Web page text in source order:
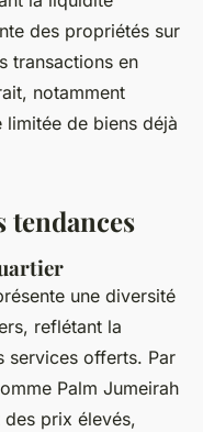
des propriétés sur
transactions en
notamment
de biens déjà
tendances
une diversité
reflétant la
services offerts. Par
Palm Jumeirah
prix élevés,